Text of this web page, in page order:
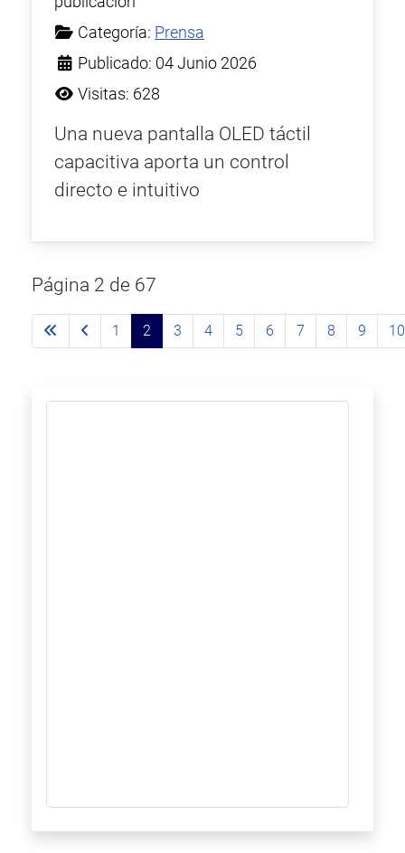
Categoría: Prensa
Publicado: 04 Junio 2026
Visitas: 628
Una nueva pantalla OLED táctil
capacitiva aporta un control
directo e intuitivo
Página 2 de 67
1 2 3 4 5 6 7 8 9 10